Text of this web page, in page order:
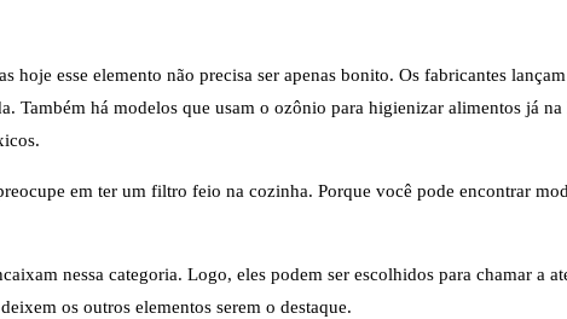
hoje esse elemento não precisa ser apenas bonito. Os fabricantes
há modelos que usam o ozônio para higienizar alimentos já
em ter um filtro feio na cozinha. Porque você pode encontrar
nessa categoria. Logo, eles podem ser escolhidos para chamar a
os outros elementos serem o destaque.